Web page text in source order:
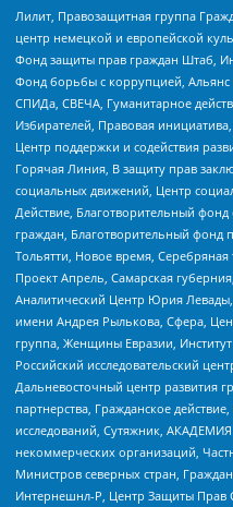
Лилит, Правозащитная группа
центр немецкой и европейской
Фонд защиты прав граждан Штаб,
Фонд борьбы с коррупцией,
СПИДа, СВЕЧА, Гуманитарное
Избирателей, Правовая
Центр поддержки и содействия
Горячая Линия, В защиту прав
социальных движений, Центр
Действие, Благотворительный
граждан, Благотворительный
Тольятти, Новое время, Серебряная
Проект Апрель, Самарская
Аналитический Центр Юрия
имени Андрея Рылькова, Сфера,
группа, Женщины Евразии,
Российский исследовательский
Дальневосточный центр развития
партнерства, Гражданское
исследований, Сутяжник,
некоммерческих организаций,
Министров северных стран,
Интернешнл-Р, Центр Защиты Прав